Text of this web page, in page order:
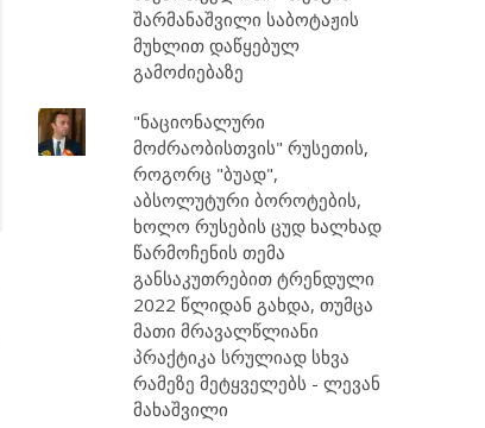
შარმანაშვილი საბოტაჟის
მუხლით დაწყებულ
გამოძიებაზე
"ნაციონალური
მოძრაობისთვის" რუსეთის,
როგორც "ბუად",
აბსოლუტური ბოროტების,
ხოლო რუსების ცუდ ხალხად
წარმოჩენის თემა
განსაკუთრებით ტრენდული
2022 წლიდან გახდა, თუმცა
მათი მრავალწლიანი
პრაქტიკა სრულიად სხვა
რამეზე მეტყველებს - ლევან
მახაშვილი